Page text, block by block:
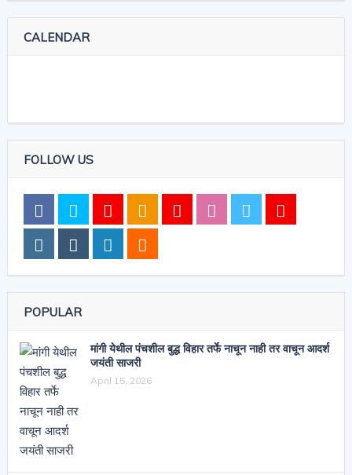
CALENDAR
FOLLOW US
POPULAR
मांगी येथील पंचशील बुद्ध विहार तर्फे नाचून नाही तर वाचून आदर्श
जयंती साजरी
April 15, 2026